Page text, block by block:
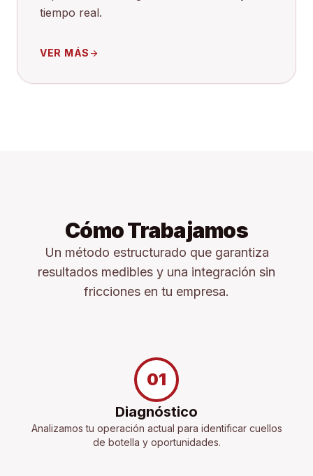
tiempo real.
VER MÁS arrow_forward
Cómo Trabajamos
Un método estructurado que garantiza
resultados medibles y una integración sin
fricciones en tu empresa.
01
Diagnóstico
Analizamos tu operación actual para identificar cuellos
de botella y oportunidades.